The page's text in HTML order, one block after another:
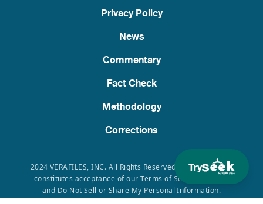
Try
Privacy Policy
News
Commentary
Fact Check
Methodology
Corrections
2024 VERAFILES, INC. All Rights Reserved. Use of this site
constitutes acceptance of our Terms of Service, Privacy
and Do Not Sell or Share My Personal Information.